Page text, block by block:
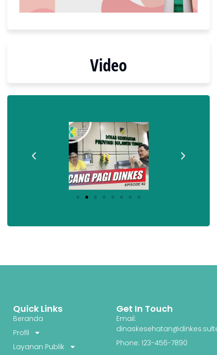
Video
Quick Links
Beranda
Profil
Layanan Publik
Get In Touch
Email:
Phone: 123-456-7890